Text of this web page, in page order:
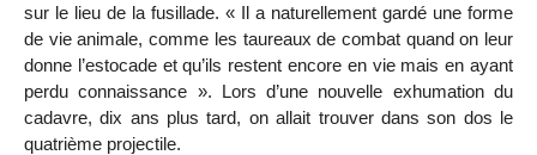
sur le lieu de la fusillade. « Il a naturellement gardé une forme
de vie animale, comme les taureaux de combat quand on leur
donne l’estocade et qu’ils restent encore en vie mais en ayant
perdu connaissance ». Lors d’une nouvelle exhumation du
cadavre, dix ans plus tard, on allait trouver dans son dos le
quatrième projectile.